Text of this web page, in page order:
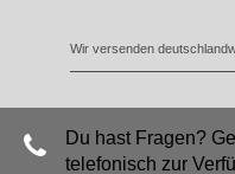
Wir versenden
Du hast Fragen?
telefonisch zur